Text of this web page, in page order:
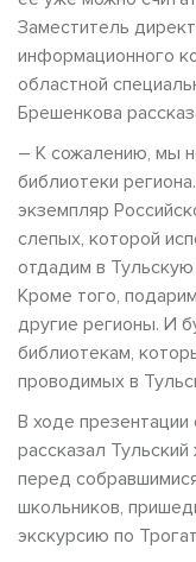
Заместитель
информационного
областной
Брешенкова
– К сожалению, мы
библиотеки
экземпляр
слепых, которой
отдадим в
Кроме того,
другие регионы. И
библиотекам,
проводимых в
В ходе
рассказал
перед
школьников,
экскурсию по